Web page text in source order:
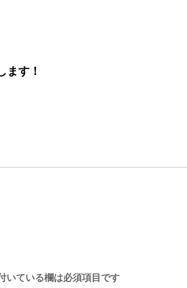
ます！
いている欄は必須項目です